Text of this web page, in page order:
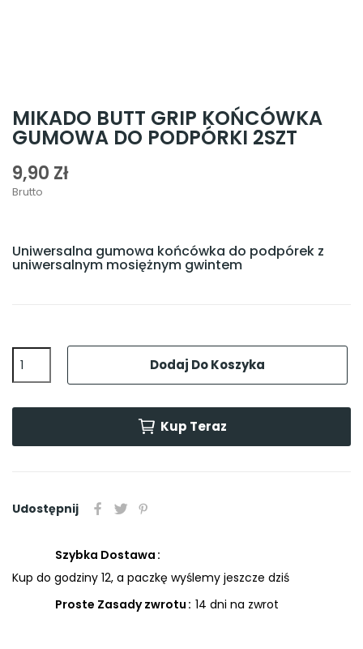
MIKADO BUTT GRIP KOŃCÓWKA
GUMOWA DO PODPÓRKI 2SZT
9,90 Zł
Brutto
Uniwersalna gumowa końcówka do podpórek z
uniwersalnym mosiężnym gwintem
Dodaj Do Koszyka
Kup Teraz
Udostępnij
Szybka Dostawa
Kup do godziny 12, a paczkę wyślemy jeszcze dziś
Proste Zasady zwrotu 14 dni na zwrot